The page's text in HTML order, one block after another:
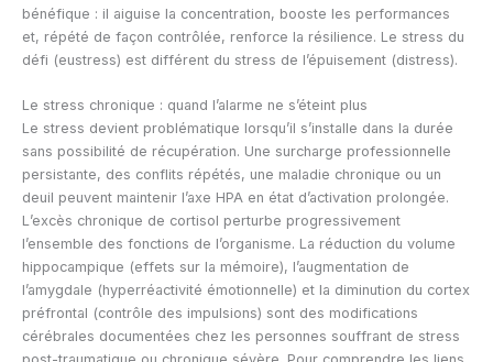
bénéfique : il aiguise la concentration, booste les performances
et, répété de façon contrôlée, renforce la résilience. Le stress du
défi (eustress) est différent du stress de l’épuisement (distress).
Le stress chronique : quand l’alarme ne s’éteint plus
Le stress devient problématique lorsqu’il s’installe dans la durée
sans possibilité de récupération. Une surcharge professionnelle
persistante, des conflits répétés, une maladie chronique ou un
deuil peuvent maintenir l’axe HPA en état d’activation prolongée.
L’excès chronique de cortisol perturbe progressivement
l’ensemble des fonctions de l’organisme. La réduction du volume
hippocampique (effets sur la mémoire), l’augmentation de
l’amygdale (hyperréactivité émotionnelle) et la diminution du cortex
préfrontal (contrôle des impulsions) sont des modifications
cérébrales documentées chez les personnes souffrant de stress